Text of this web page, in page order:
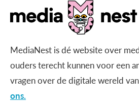
MediaNest is dé website over
ouders terecht kunnen voor een
vragen over de digitale wereld
ons.